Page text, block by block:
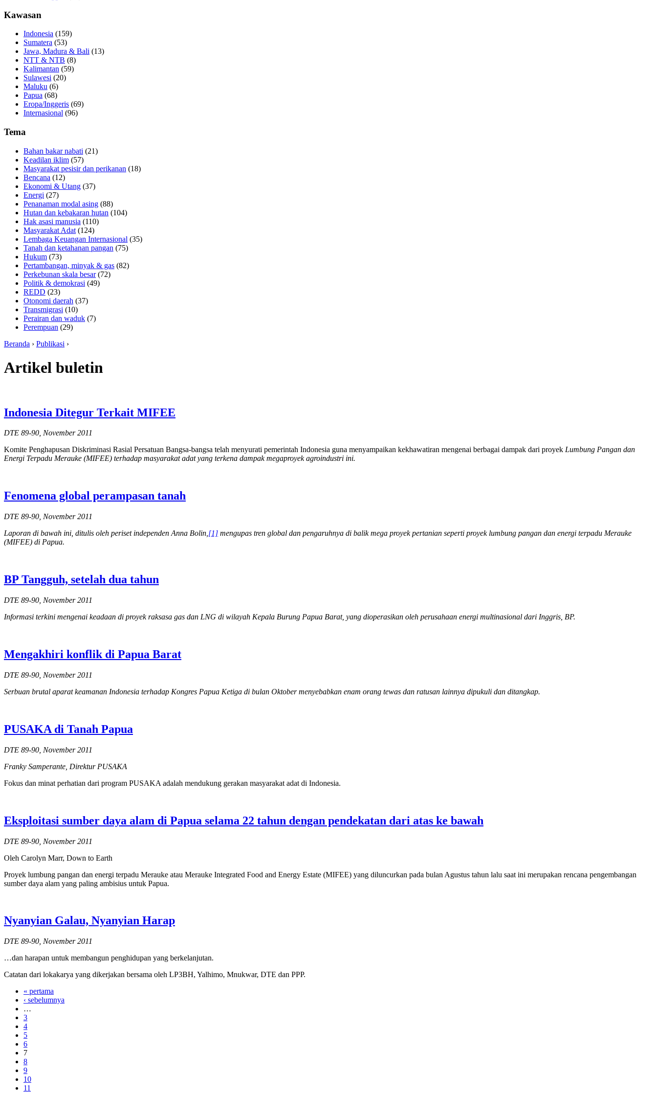
Kawasan
Indonesia (159)
Sumatera (53)
Jawa, Madura & Bali (13)
NTT & NTB (8)
Kalimantan (59)
Sulawesi (20)
Maluku (6)
Papua (68)
Eropa/Inggeris (69)
Internasional (96)
Tema
Bahan bakar nabati (21)
Keadilan iklim (57)
Masyarakat pesisir dan perikanan (18)
Bencana (12)
Ekonomi & Utang (37)
Energi (27)
Penanaman modal asing (88)
Hutan dan kebakaran hutan (104)
Hak asasi manusia (110)
Masyarakat Adat (124)
Lembaga Keuangan Internasional (35)
Tanah dan ketahanan pangan (75)
Hukum (73)
Pertambangan, minyak & gas (82)
Perkebunan skala besar(72)
Politik & demokrasi (49)
REDD (23)
Otonomi daerah (37)
Transmigrasi (10)
Perairan dan waduk (7)
Perempuan (29)
Beranda › Publikasi ›
Artikel buletin
Indonesia Ditegur Terkait MIFEE
DTE 89-90, November 2011
Komite Penghapusan Diskriminasi Rasial Persatuan Bangsa-bangsa telah menyurati pemerintah Indonesia guna menyampaikan kekhawatiran mengenai berbagai dampak dari proyek Lumbung Pangan dan
Energi Terpadu Merauke (MIFEE) terhadap masyarakat adat yang terkena dampak megaproyek agroindustri ini.
Fenomena global perampasan tanah
DTE 89-90, November 2011
Laporan di bawah ini, ditulis oleh periset independen Anna Bolin, [1] mengupas tren global dan pengaruhnya di balik mega proyek pertanian seperti proyek lumbung pangan dan energi terpadu Merauke
(MIFEE) di Papua.
BP Tangguh, setelah dua tahun
DTE 89-90, November 2011
Informasi terkini mengenai keadaan di proyek raksasa gas dan LNG di wilayah Kepala Burung Papua Barat, yang dioperasikan oleh perusahaan energi multinasional dari Inggris, BP.
Mengakhiri konflik di Papua Barat
DTE 89-90, November 2011
Serbuan brutal aparat keamanan Indonesia terhadap Kongres Papua Ketiga di bulan Oktober menyebabkan enam orang tewas dan ratusan lainnya dipukuli dan ditangkap.
PUSAKA di Tanah Papua
DTE 89-90, November 2011
Franky Samperante, Direktur PUSAKA
Fokus dan minat perhatian dari program PUSAKA adalah mendukung gerakan masyarakat adat di Indonesia.
Eksploitasi sumber daya alam di Papua selama 22 tahun dengan pendekatan dari atas ke bawah
DTE 89-90, November 2011
Oleh Carolyn Marr, Down to Earth
Proyek lumbung pangan dan energi terpadu Merauke atau Merauke Integrated Food and Energy Estate (MIFEE) yang diluncurkan pada bulan Agustus tahun lalu saat ini merupakan rencana pengembangan
sumber daya alam yang paling ambisius untuk Papua.
Nyanyian Galau, Nyanyian Harap
DTE 89-90, November 2011
…dan harapan untuk membangun penghidupan yang berkelanjutan.
Catatan dari lokakarya yang dikerjakan bersama oleh LP3BH, Yalhimo, Mnukwar, DTE dan PPP.
« pertama
‹ sebelumnya
…
3
4
5
6
7
8
9
10
11